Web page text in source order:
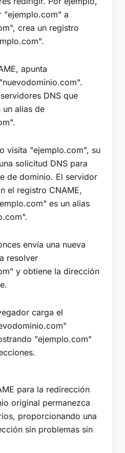
"ejemplo.com" a
crea un registro
apunta
DNS que
alias de
visita "ejemplo.com", su
solicitud DNS para
de dominio. El servidor
el registro CNAME,
es un alias
envía una nueva
resolver
y obtiene la dirección
carga el
"ejemplo.com"
para la redirección
original permanezca
proporcionando una
sin problemas sin